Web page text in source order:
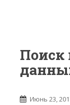
Поиск
Июнь 23,